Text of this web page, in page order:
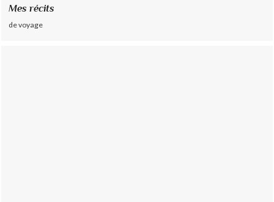
Mes récits
de voyage